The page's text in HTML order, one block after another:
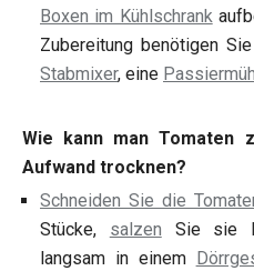
Boxen im Kühlschrank
Zubereitung benötigen
Stabmixer, eine
Wie kann man Tomaten
Aufwand trocknen?
Schneiden Sie die
Stücke, salzen Sie sie
langsam in einem